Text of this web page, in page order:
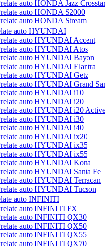
auto HONDA Jazz Crosstar
auto HONDA S2000
auto HONDA Stream
auto HYUNDAI
auto HYUNDAI Accent
auto HYUNDAI Atos
auto HYUNDAI Bayon
auto HYUNDAI Elantra
auto HYUNDAI Getz
auto HYUNDAI Grand
auto HYUNDAI i10
auto HYUNDAI i20
auto HYUNDAI i20 Active
auto HYUNDAI i30
auto HYUNDAI i40
auto HYUNDAI ix20
auto HYUNDAI ix35
auto HYUNDAI ix55
auto HYUNDAI Kona
auto HYUNDAI Santa Fe
auto HYUNDAI Terracan
auto HYUNDAI Tucson
auto INFINITI
auto INFINITI FX
auto INFINITI QX30
auto INFINITI QX50
auto INFINITI QX55
auto INFINITI QX70